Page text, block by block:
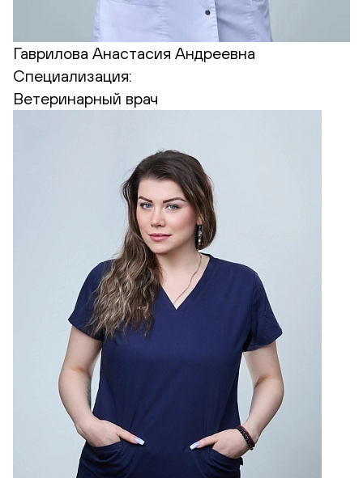
Гаврилова Анастасия Андреевна
Специализация:
Ветеринарный врач